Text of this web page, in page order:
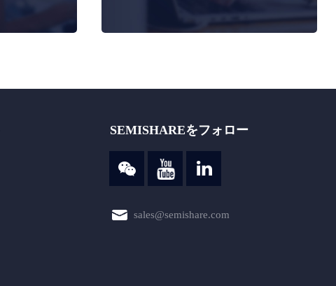
SEMISHAREをフォロー
sales@semishare.com